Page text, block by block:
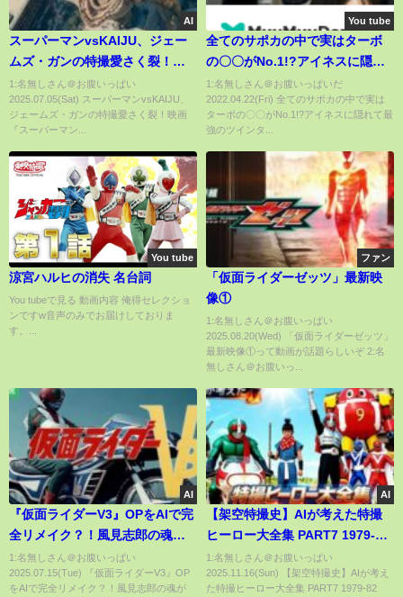
AI
スーパーマンvsKAIJU、ジェー
ムズ・ガンの特撮愛さく裂！映
画『スーパーマン』アクション
本編映像
1:名無しさん＠お腹いっぱい
2025.07.05(Sat) スーパーマンvsKAIJU、
ジェームズ・ガンの特撮愛さく裂！映画
『スーパーマン...
You tube
全てのサポカの中で実はターボ
の〇〇がNo.1!?アイネスに隠れ
て最強のツインターボを救いた
い【ウマ娘 育成 アリエス杯 サポ
カ アイネスフウジン ヤエノムテ
1:名無しさん＠お腹いっぱいだ
2022.04.22(Fri) 全てのサポカの中で実は
ターボの〇〇がNo.1!?アイネスに隠れて最
強のツインタ...
You tube
涼宮ハルヒの消失 名台詞
You tubeで見る 動画内容 俺得セレクショ
ンですw音声のみでお届けしておりま
す。...
ファン
「仮面ライダーゼッツ」最新映
像①
1:名無しさん＠お腹いっぱい
2025.08.20(Wed) 「仮面ライダーゼッツ」
最新映像①って動画が話題らしいぞ 2:名
無しさん＠お腹いっ...
AI
『仮面ライダーV3』OPをAIで完
全リメイク？！風見志郎の魂が
今、よみがえる【AI特撮オープ
ニング再現】🔥
1:名無しさん＠お腹いっぱい
2025.07.15(Tue) 『仮面ライダーV3』OP
をAIで完全リメイク？！風見志郎の魂が
AI
【架空特撮史】AIが考えた特撮
ヒーロー大全集 PART7 1979-82
#ai特撮 #sora2 #mad
1:名無しさん＠お腹いっぱい
2025.11.16(Sun) 【架空特撮史】AIが考え
た特撮ヒーロー大全集 PART7 1979-82